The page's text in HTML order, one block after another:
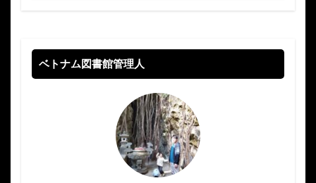
ベトナム図書館管理人